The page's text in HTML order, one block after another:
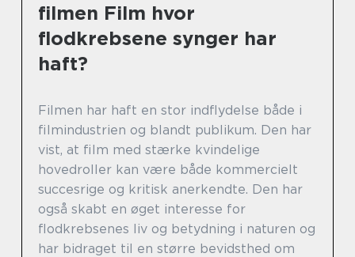
filmen Film hvor
flodkrebsene synger har
haft?
Filmen har haft en stor indflydelse både i
filmindustrien og blandt publikum. Den har
vist, at film med stærke kvindelige
hovedroller kan være både kommercielt
succesrige og kritisk anerkendte. Den har
også skabt en øget interesse for
flodkrebsenes liv og betydning i naturen og
har bidraget til en større bevidsthed om